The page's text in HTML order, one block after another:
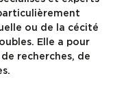
ou de la cécité
Elle a pour
recherches, de